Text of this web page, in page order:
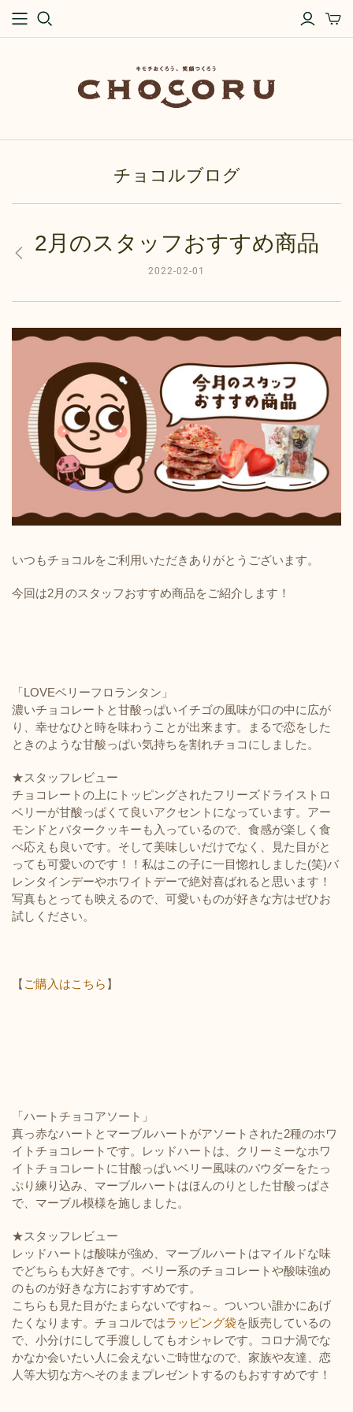
チョコルブログ
2月のスタッフおすすめ商品
2022-02-01
いつもチョコルをご利用いただきありがとうございます。
今回は2月のスタッフおすすめ商品をご紹介します！
「LOVEベリーフロランタン」
濃いチョコレートと甘酸っぱいイチゴの風味が口の中に広が
り、幸せなひと時を味わうことが出来ます。まるで恋をした
ときのような甘酸っぱい気持ちを割れチョコにしました。
★スタッフレビュー
チョコレートの上にトッピングされたフリーズドライストロ
ベリーが甘酸っぱくて良いアクセントになっています。アー
モンドとバタークッキーも入っているので、食感が楽しく食
べ応えも良いです。そして美味しいだけでなく、見た目がと
っても可愛いのです！！私はこの子に一目惚れしました(笑)バ
レンタインデーやホワイトデーで絶対喜ばれると思います！
写真もとっても映えるので、可愛いものが好きな方はぜひお
試しください。
【 ご購入はこちら 】
「ハートチョコアソート」
真っ赤なハートとマーブルハートがアソートされた2種のホワ
イトチョコレートです。レッドハートは、クリーミーなホワ
イトチョコレートに甘酸っぱいベリー風味のパウダーをたっ
ぷり練り込み、マーブルハートはほんのりとした甘酸っぱさ
で、マーブル模様を施しました。
★スタッフレビュー
レッドハートは酸味が強め、マーブルハートはマイルドな味
でどちらも大好きです。ベリー系のチョコレートや酸味強め
のものが好きな方におすすめです。
こちらも見た目がたまらないですね～。ついつい誰かにあげ
たくなります。チョコルではラッピング袋を販売しているの
で、小分けにして手渡ししてもオシャレです。コロナ渦でな
かなか会いたい人に会えないご時世なので、家族や友達、恋
人等大切な方へそのままプレゼントするのもおすすめです！